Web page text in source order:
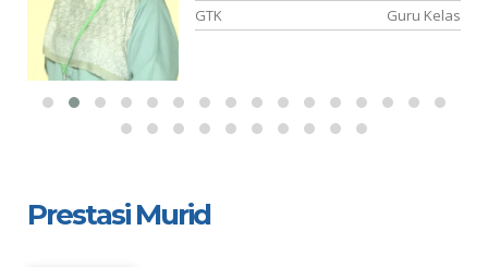
GTK
Guru Kelas
Prestasi Murid